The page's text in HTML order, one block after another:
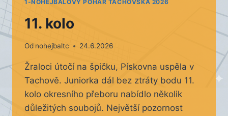
1-NOHEJBALOVÝ POHÁR TACHOVSKA 2026
11. kolo
Od nohejbaltc 24.6.2026
Žraloci útočí na špičku, Pískovna uspěla v
Tachově. Juniorka dál bez ztráty bodu 11.
kolo okresního přeboru nabídlo několik
důležitých soubojů. Největší pozornost